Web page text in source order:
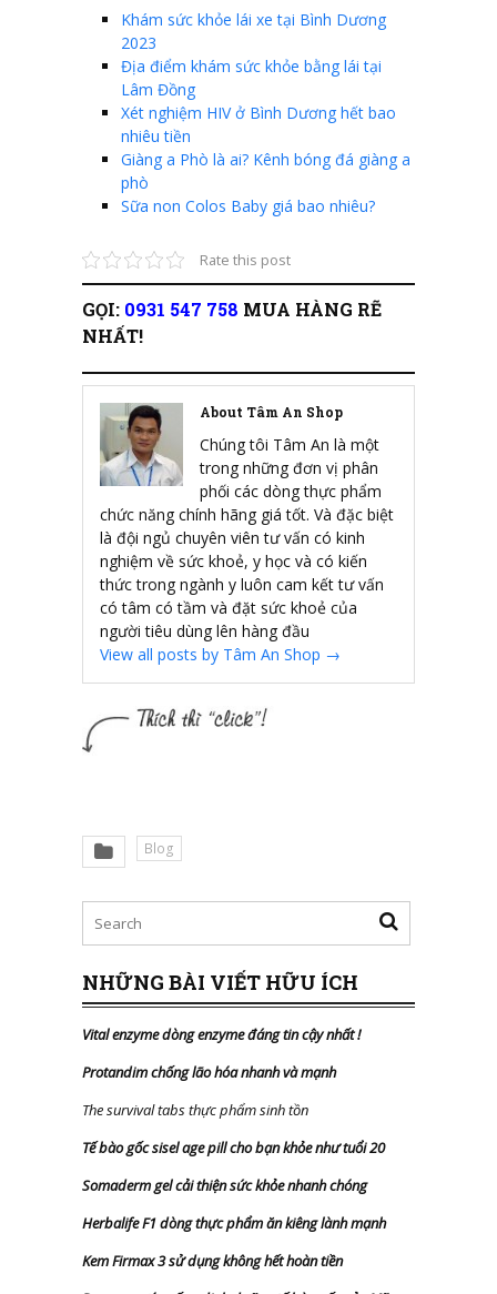
Khám sức khỏe lái xe tại Bình Dương
2023
Địa điểm khám sức khỏe bằng lái tại
Lâm Đồng
Xét nghiệm HIV ở Bình Dương hết bao
nhiêu tiền
Giàng a Phò là ai? Kênh bóng đá giàng a
phò
Sữa non Colos Baby giá bao nhiêu?
Rate this post
GỌI: 0931 547 758 MUA HÀNG RẼ
NHẤT!
About Tâm An Shop
Chúng tôi Tâm An là một
trong những đơn vị phân
phối các dòng thực phẩm
chức năng chính hãng giá tốt. Và đặc biệt
là đội ngủ chuyên viên tư vấn có kinh
nghiệm về sức khoẻ, y học và có kiến
thức trong ngành y luôn cam kết tư vấn
có tâm có tầm và đặt sức khoẻ của
người tiêu dùng lên hàng đầu
View all posts by Tâm An Shop →
Blog
NHỮNG BÀI VIẾT HỮU ÍCH
Vital enzyme dòng enzyme đáng tin cậy nhất!
Protandim chống lão hóa nhanh và mạnh
The survival tabs thực phẩm sinh tồn
Tế bào gốc sisel age pill cho bạn khỏe như tuổi 20
Somaderm gel cải thiện sức khỏe nhanh chóng
Herbalife F1 dòng thực phẩm ăn kiêng lành mạnh
Kem Firmax 3 sử dụng không hết hoàn tiền